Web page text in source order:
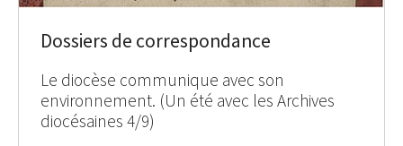
Dossiers de correspondance
Le diocèse communique avec son
environnement. (Un été avec les Archives
diocésaines 4/9)